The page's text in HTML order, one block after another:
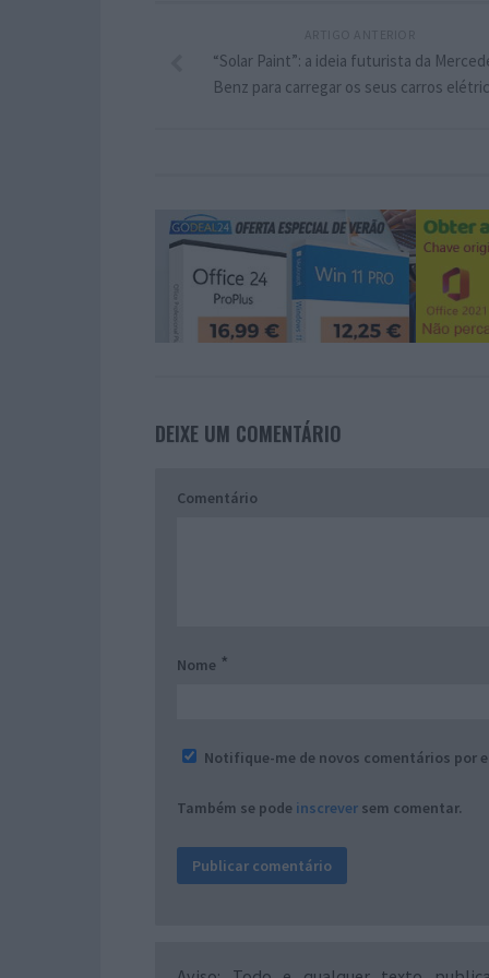
“Solar Paint”: a ideia futurista da
Benz para carregar os seus carros
DEIXE UM COMENTÁRIO
Comentário
Nome *
Notifique-me de novos comentários por
Também se pode inscrever sem comentar.